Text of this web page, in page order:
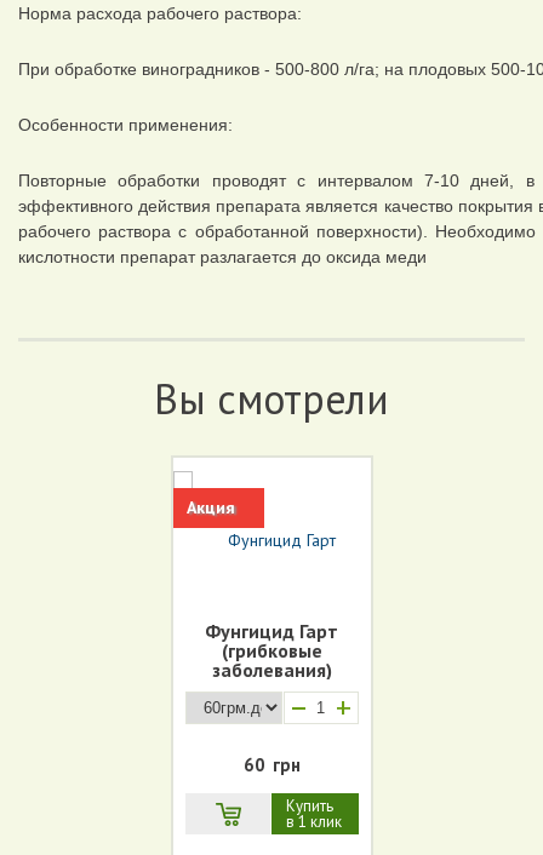
Норма расхода рабочего раствора:
При обработке виноградников - 500-800 л/га; на плодовых 500-
Особенности применения:
Повторные обработки проводят с интервалом 7-10 дней,
эффективного действия препарата является качество
рабочего раствора с обработанной поверхности).
кислотности препарат разлагается до оксида меди
Вы смотрели
Акция
Фунгицид Гарт
(грибковые
заболевания)
+
60 грн
Купить
в 1 клик